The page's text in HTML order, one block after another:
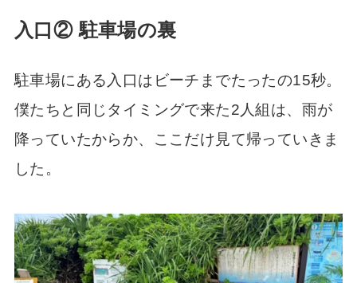
入口② 駐車場の裏
駐車場にある入口はビーチまでたったの15秒。
僕たちと同じタイミングで来た2人組は、雨が
降っていたからか、ここだけ見て帰っていきま
した。